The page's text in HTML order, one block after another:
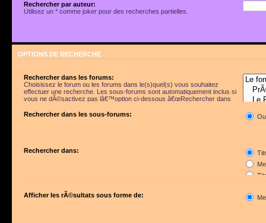
Rechercher par auteur:
Utilisez un * comme joker pour des recherches partielles.
OPTIONS DE RECHERCHE
Rechercher dans les forums:
Choisissez le forum ou les forums dans le(s)quel(s) vous souhaitez
effectuer une recherche. Les sous-forums sont automatiquement inclus si
vous ne dÃ©sactivez pas lâ€™option ci-dessous â€œRechercher dans
Rechercher dans les sous-forums:
Rechercher dans:
Afficher les rÃ©sultats sous forme de: